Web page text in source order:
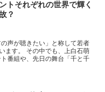
トそれぞれの世界で輝く
？
声が聴きたい」と称して若者
ます。 その中でも、上白石萌
番組や、先日の舞台「千と千